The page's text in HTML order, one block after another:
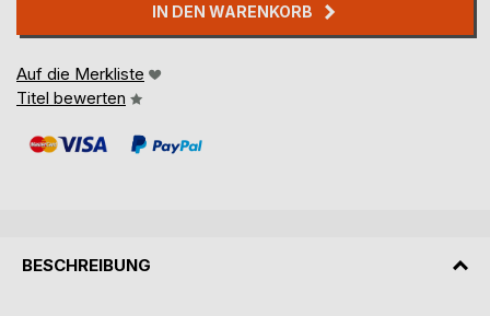
IN DEN WARENKORB
Auf die Merkliste
Titel bewerten
BESCHREIBUNG